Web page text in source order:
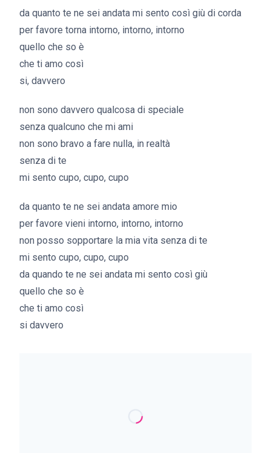
da quanto te ne sei andata mi sento così giù di corda
per favore torna intorno, intorno, intorno
quello che so è
che ti amo così
si, davvero
non sono davvero qualcosa di speciale
senza qualcuno che mi ami
non sono bravo a fare nulla, in realtà
senza di te
mi sento cupo, cupo, cupo
da quanto te ne sei andata amore mio
per favore vieni intorno, intorno, intorno
non posso sopportare la mia vita senza di te
mi sento cupo, cupo, cupo
da quando te ne sei andata mi sento così giù
quello che so è
che ti amo così
si davvero